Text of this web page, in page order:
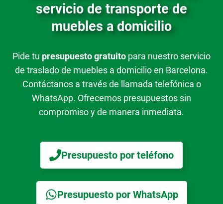
servicio de transporte de
muebles a domicilio
Pide tu presupuesto gratuito para nuestro servicio
de traslado de muebles a domicilio en Barcelona.
Contáctanos a través de llamada telefónica o
WhatsApp. Ofrecemos presupuestos sin
compromiso y de manera inmediata.
Presupuesto por teléfono
Presupuesto por WhatsApp